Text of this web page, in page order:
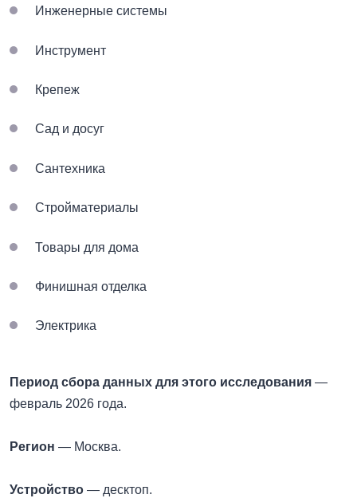
Инженерные системы
Инструмент
Крепеж
Сад и досуг
Сантехника
Стройматериалы
Товары для дома
Финишная отделка
Электрика
Период сбора данных для этого исследования —
февраль 2026 года.
Регион — Москва.
Устройство — десктоп.